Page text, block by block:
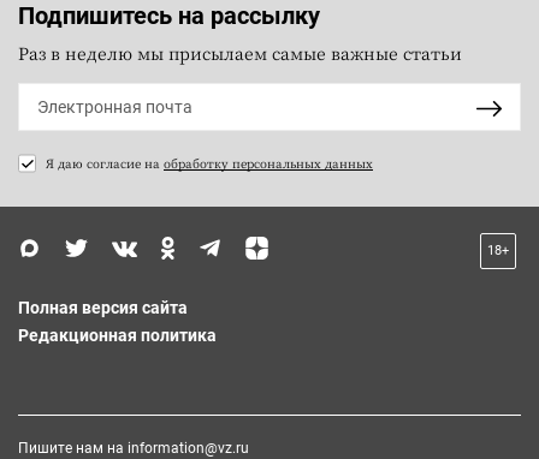
Подпишитесь на рассылку
Раз в неделю мы присылаем самые важные статьи
Я даю согласие на обработку персональных данных
18+
Полная версия сайта
Редакционная политика
Пишите нам на information@vz.ru